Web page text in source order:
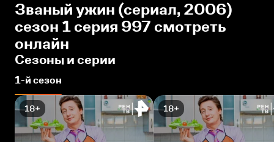
Званый ужин (сериал, 2006)
сезон 1 серия 997 смотреть
онлайн
Сезоны и серии
1-й сезон
18+ 18+